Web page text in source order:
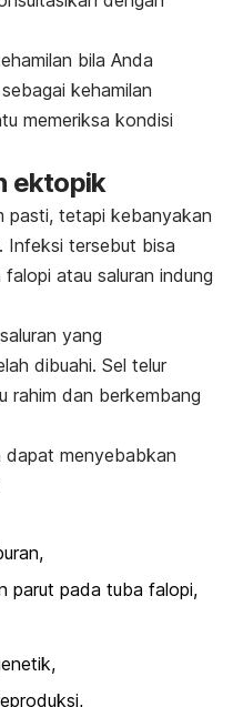
bila Anda
kehamilan
memeriksa kondisi
ektopik
pasti, tetapi kebanyakan
Infeksi tersebut bisa
atau saluran indung
yang
dibuahi. Sel telur
rahim dan berkembang
dapat menyebabkan
parut pada tuba falopi,